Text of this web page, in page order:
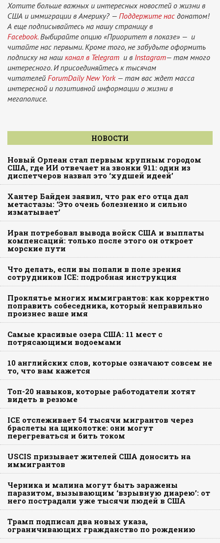
Хотите больше важных и интересных новостей о жизни в
США и иммиграции в Америку? — Поддержите нас донатом!
А еще подписывайтесь на нашу страницу в
Facebook.Выбирайте опцию «Приоритет в показе» — и
читайте нас первыми. Кроме того, не забудьте оформить
подписку на наш канал в Telegram и в Instagram— там много
интересного. И присоединяйтесь к тысячам
читателей ForumDaily New York— там вас ждет масса
интересной и позитивной информации о жизни в
мегаполисе.
НОВОСТИ
Новый Орлеан стал первым крупным городом
США, где ИИ отвечает на звонки 911: один из
диспетчеров назвал это ‘худшей идеей’
Хантер Байден заявил, что рак его отца дал
метастазы: ‘Это очень болезненно и сильно
изматывает’
Иран потребовал вывода войск США и выплаты
компенсаций: только после этого он откроет
морские пути
Что делать, если вы попали в поле зрения
сотрудников ICE: подробная инструкция
Проклятье многих иммигрантов: как корректно
поправить собеседника, который неправильно
произнес ваше имя
Самые красивые озера США: 11 мест с
потрясающими водоемами
10 английских слов, которые означают совсем не
то, что вам кажется
Топ-20 навыков, которые работодатели хотят
видеть в резюме
ICE отслеживает 54 тысячи мигрантов через
браслеты на щиколотке: они могут
перегреваться и бить током
USCIS призывает жителей США доносить на
иммигрантов
Черника и малина могут быть заражены
паразитом, вызывающим ‘взрывную диарею’: от
него пострадали уже тысячи людей в США
Трамп подписал два новых указа,
ограничивающих гражданство по рождению